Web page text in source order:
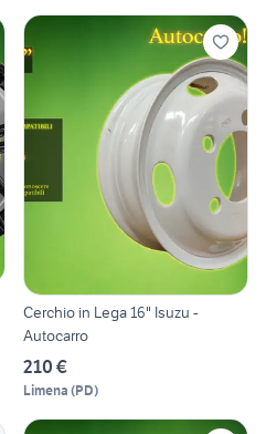
Cerchio in Lega 16" Isuzu -
Autocarro
210 €
Limena (PD)